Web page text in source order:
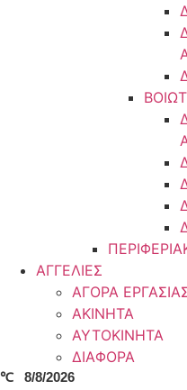
ΑΓΓΕΛΙΕΣ
ΑΓΟΡΑ
ΑΚΙΝΗΤΑ
ΑΥΤΟΚΙΝΗΤΑ
ΔΙΑΦΟΡΑ
℃ 8/8/2026